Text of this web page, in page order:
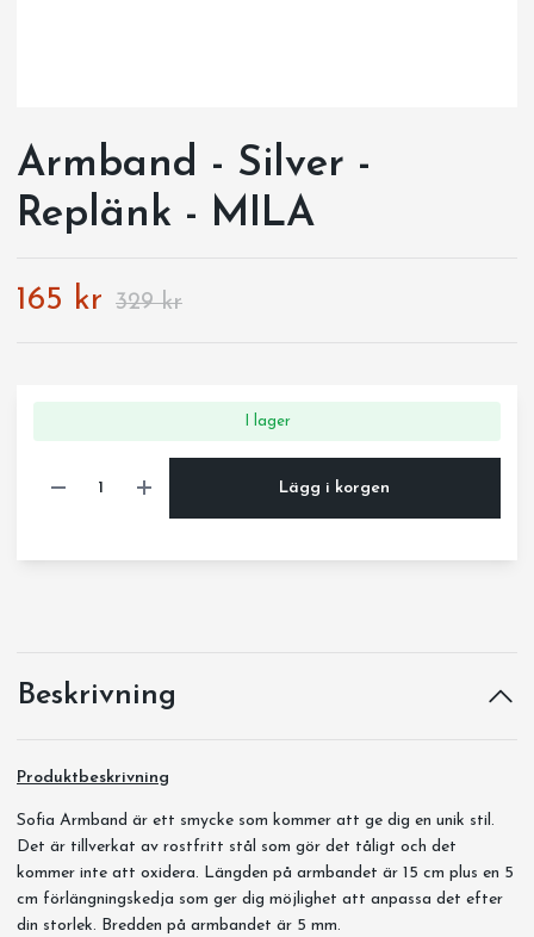
Armband - Silver -
Replänk - MILA
165 kr 329 kr
I lager
Lägg i korgen
Beskrivning
Produktbeskrivning
Sofia Armband är ett smycke som kommer att ge dig en unik stil.
Det är tillverkat av rostfritt stål som gör det tåligt och det
kommer inte att oxidera. Längden på armbandet är 15 cm plus en 5
cm förlängningskedja som ger dig möjlighet att anpassa det efter
din storlek. Bredden på armbandet är 5 mm.